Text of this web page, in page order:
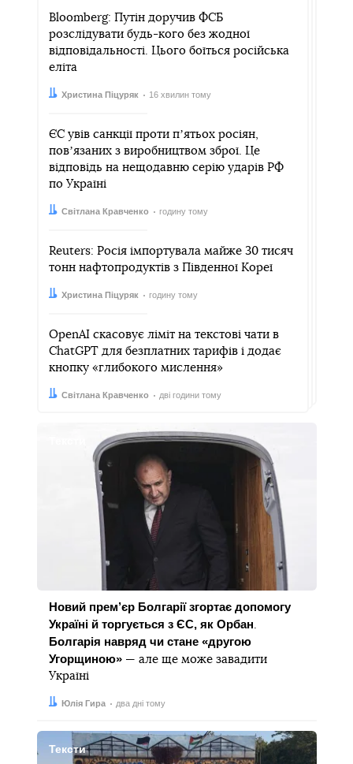
Bloomberg: Путін доручив ФСБ
розслідувати будь-кого без жодної
відповідальності. Цього боїться російська
еліта
Автор:
Христина Піцуряк
Дата: 16 хвилин тому
ЄС увів санкції проти пʼятьох росіян,
повʼязаних з виробництвом зброї. Це
відповідь на нещодавню серію ударів РФ
по Україні
Автор:
Світлана Кравченко
Дата: годину тому
Reuters: Росія імпортувала майже 30 тисяч
тонн нафтопродуктів з Південної Кореї
Автор:
Христина Піцуряк
Дата: годину тому
OpenAI скасовує ліміт на текстові чати в
ChatGPT для безплатних тарифів і додає
кнопку «глибокого мислення»
Автор:
Світлана Кравченко
Дата: дві години тому
Новий прем’єр Болгарії згортає допомогу
Україні й торгується з ЄС, як Орбан
Болгарія навряд чи стане «другою
Угорщиною» — але ще може завадити
Україні
Автор:
Юлія Гира
Дата: два дні тому
Тексти